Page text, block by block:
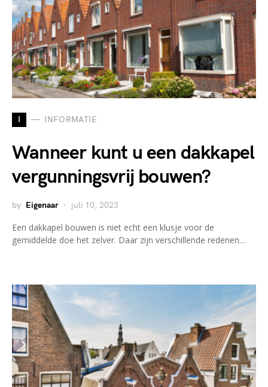
I INFORMATIE
Wanneer kunt u een dakkapel
vergunningsvrij bouwen?
by Eigenaar juli 10, 2023
Een dakkapel bouwen is niet echt een klusje voor de
gemiddelde doe het zelver. Daar zijn verschillende redenen…